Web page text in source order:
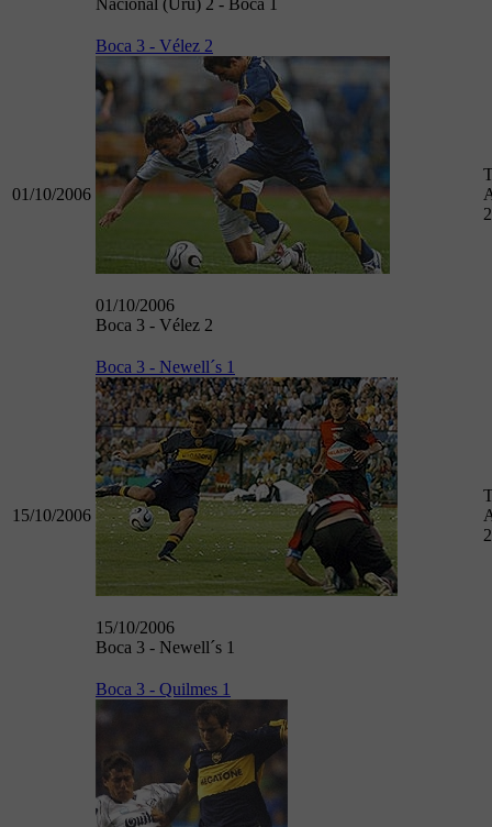
Nacional (Uru) 2 - Boca 1
01/10/2006
Boca 3 - Vélez 2
01/10/2006
Boca 3 - Vélez 2
15/10/2006
Boca 3 - Newell´s 1
15/10/2006
Boca 3 - Newell´s 1
Boca 3 - Quilmes 1